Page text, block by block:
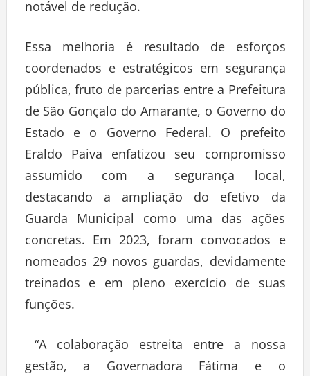
notável de redução.
Essa melhoria é resultado de esforços
coordenados e estratégicos em segurança
pública, fruto de parcerias entre a Prefeitura
de São Gonçalo do Amarante, o Governo do
Estado e o Governo Federal. O prefeito
Eraldo Paiva enfatizou seu compromisso
assumido com a segurança local,
destacando a ampliação do efetivo da
Guarda Municipal como uma das ações
concretas. Em 2023, foram convocados e
nomeados 29 novos guardas, devidamente
treinados e em pleno exercício de suas
funções.
“A colaboração estreita entre a nossa
gestão, a Governadora Fátima e o